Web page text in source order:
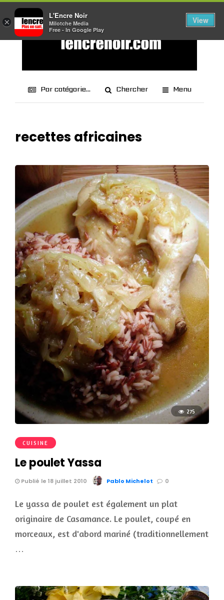
Par catégorie... Chercher Menu
recettes africaines
275
CUISINE
Le poulet Yassa
Publié le 18 juillet 2010 Pablo Michelot 0
Le yassa de poulet est également un plat
originaire de Casamance. Le poulet, coupé en
morceaux, est d'abord mariné (traditionnellement
…
×
L'Encre Noir
Milotche Media
Free - In Google Play
View